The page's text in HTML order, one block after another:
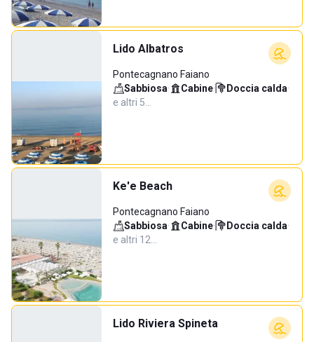
Lido Albatros
Pontecagnano Faiano
Sabbiosa· Cabine· Doccia calda·
e altri 5…
Ke'e Beach
Pontecagnano Faiano
Sabbiosa· Cabine· Doccia calda·
e altri 12…
Lido Riviera Spineta